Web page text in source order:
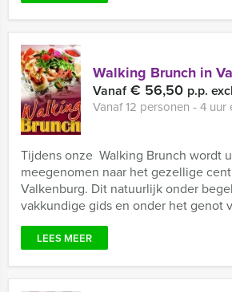
Walking Brunch in
Vanaf€ 56,50 p.p.
Vanaf 12 personen ‐ 4 uur
Tijdens onze Walking Brunch wordt u
meegenomen naar het gezellige
Valkenburg. Dit natuurlijk onder
vakkundige gids en onder het genot
LEES MEER